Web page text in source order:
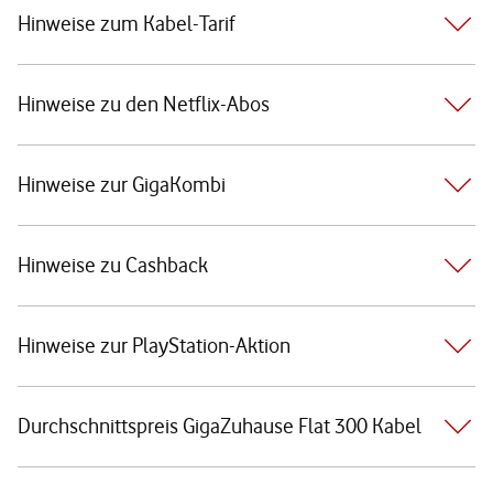
Hinweise zum Kabel-Tarif
Hinweise zu den Netflix-Abos
Hinweise zur GigaKombi
Hinweise zu Cashback
Hinweise zur PlayStation-Aktion
Durchschnittspreis GigaZuhause Flat 300 Kabel